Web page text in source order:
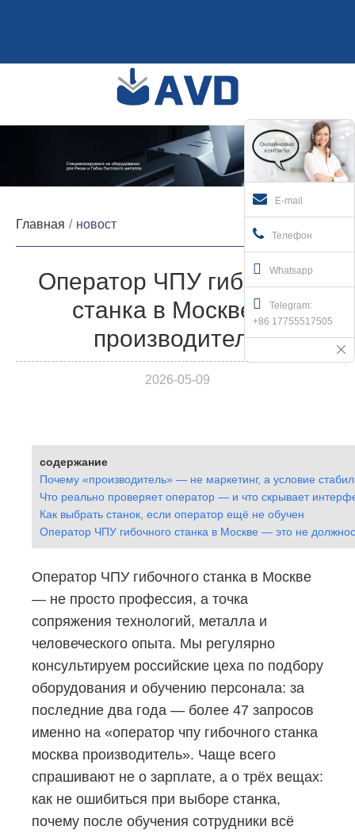
Главная новост
Оператор ЧПУ гибочного
станка в Москве от
производителя
2026-05-09
содержание
Почему «производитель» — не маркетинг, а условие
Что реально проверяет оператор — и что скрывает
Как выбрать станок, если оператор ещё не обучен
Оператор ЧПУ гибочного станка в Москве — это не
Оператор ЧПУ гибочного станка в Москве
— не просто профессия, а точка
сопряжения технологий, металла и
человеческого опыта. Мы регулярно
консультируем российские цеха по подбору
оборудования и обучению персонала: за
последние два года — более 47 запросов
именно на «оператор чпу гибочного станка
москва производитель». Чаще всего
спрашивают не о зарплате, а о трёх вещах:
как не ошибиться при выборе станка,
почему после обучения сотрудники всё
E-mail
Телефон
Whatsapp
Telegram:
+86 17755517505